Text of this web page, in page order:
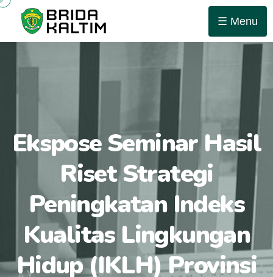
☰ Menu
Ekspose Seminar Hasil
Riset Strategi
Peningkatan Indeks
Kualitas Lingkungan
Hidup (IKLH) Provinsi